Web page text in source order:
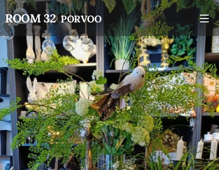
ROOM 32PORVOO